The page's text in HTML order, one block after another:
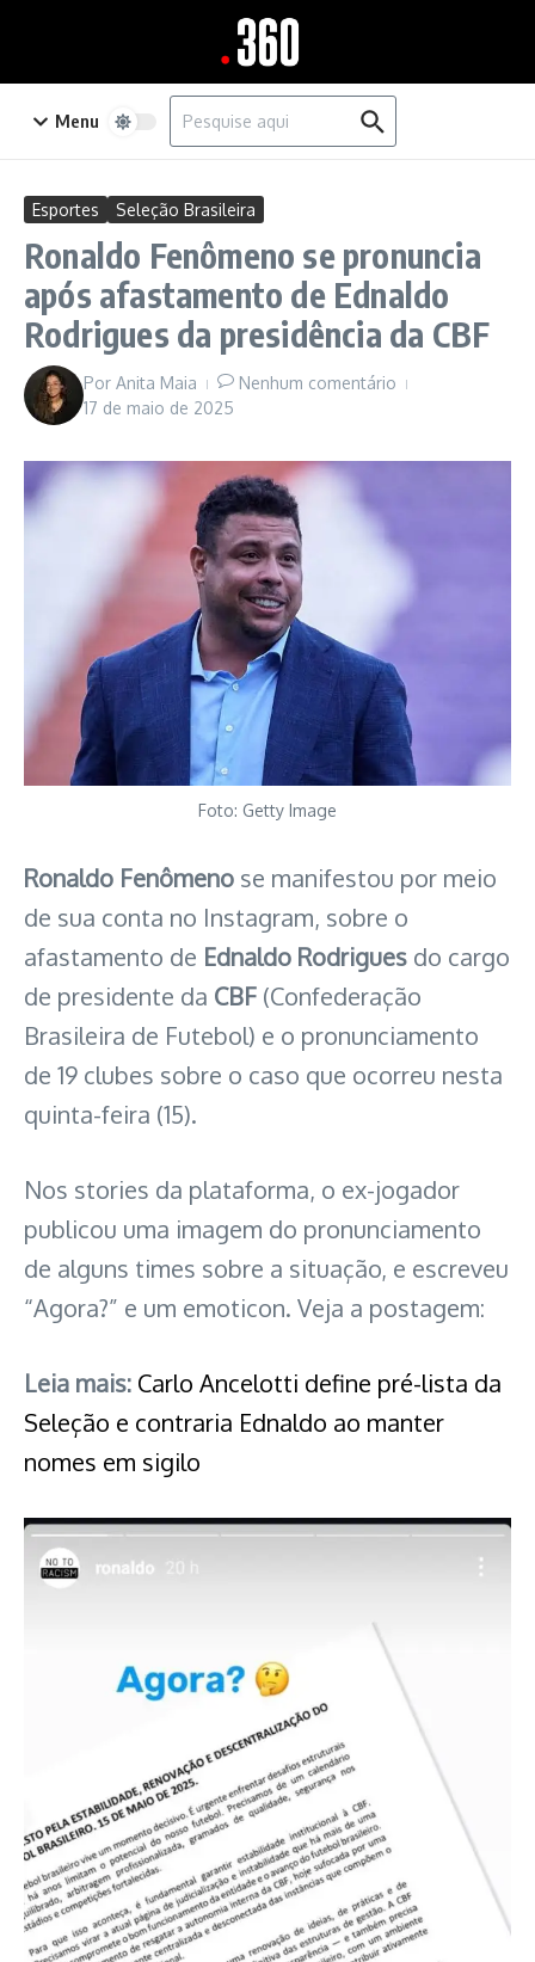
Menu
Procurar por:
Esportes Seleção Brasileira
Ronaldo Fenômeno se pronuncia
após afastamento de Ednaldo
Rodrigues da presidência da CBF
Por Anita Maia
Nenhum comentário
17 de maio de 2025
Foto: Getty Image
Ronaldo Fenômeno se manifestou por meio
de sua conta no Instagram, sobre o
afastamento de Ednaldo Rodrigues do cargo
de presidente da CBF (Confederação
Brasileira de Futebol) e o pronunciamento
de 19 clubes sobre o caso que ocorreu nesta
quinta-feira (15).
Nos stories da plataforma, o ex-jogador
publicou uma imagem do pronunciamento
de alguns times sobre a situação, e escreveu
“Agora?” e um emoticon. Veja a postagem:
Leia mais: Carlo Ancelotti define pré-lista da
Seleção e contraria Ednaldo ao manter
nomes em sigilo